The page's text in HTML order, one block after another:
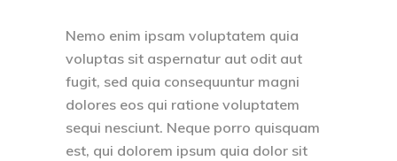
Nemo enim ipsam voluptatem quia
voluptas sit aspernatur aut odit aut
fugit, sed quia consequuntur magni
dolores eos qui ratione voluptatem
sequi nesciunt. Neque porro quisquam
est, qui dolorem ipsum quia dolor sit